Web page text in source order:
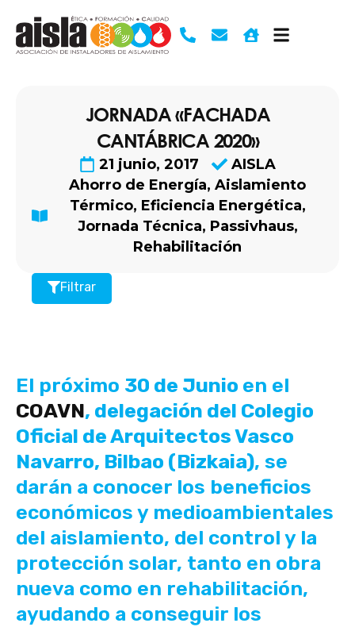
contenido
JORNADA «FACHADA
CANTÁBRICA 2020»
21 junio, 2017
AISLA
Ahorro de Energía, Aislamiento
Térmico, Eficiencia Energética,
Jornada Técnica, Passivhaus,
Rehabilitación
Filtrar
El próximo 30 de Junio en el
COAVN, delegación del Colegio
Oficial de Arquitectos Vasco
Navarro, Bilbao (Bizkaia), se
darán a conocer los beneficios
económicos y medioambientales
del aislamiento, del control y la
protección solar, tanto en obra
nueva como en rehabilitación,
ayudando a conseguir los